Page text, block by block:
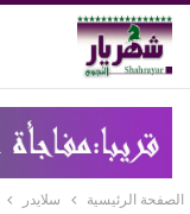
الصفحة الرئيسية سلايدر